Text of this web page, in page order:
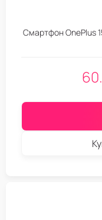
Смартфон OnePlus